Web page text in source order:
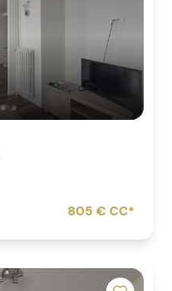
805 € CC*